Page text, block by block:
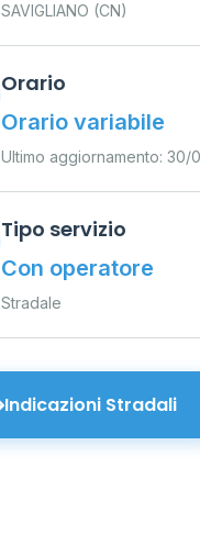
SAVIGLIANO (CN)
Orario
Orario variabile
Ultimo aggiornamento: 30/
Tipo servizio
Con operatore
Stradale
Indicazioni Stradali